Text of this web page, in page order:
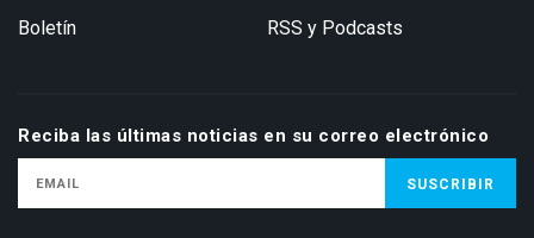
Boletín RSS y Podcasts
Reciba las últimas noticias en su correo electrónico